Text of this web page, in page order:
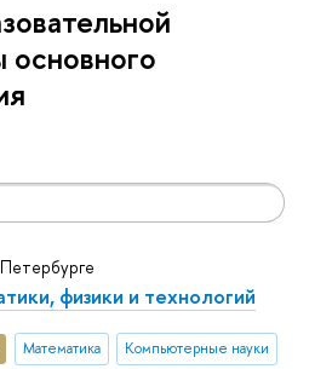
физики и технологий
Математика Компьютерные науки